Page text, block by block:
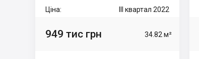
Ціна: III квартал 2022
949 тис грн 34.82 м²